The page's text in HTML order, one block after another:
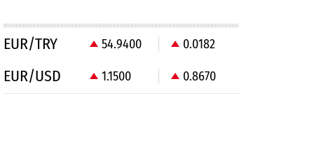
EUR/TRY 54.9400 0.0182
EUR/USD 1.1500 0.8670